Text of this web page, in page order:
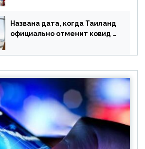
Названа дата, когда Таиланд
официально отменит ковид и